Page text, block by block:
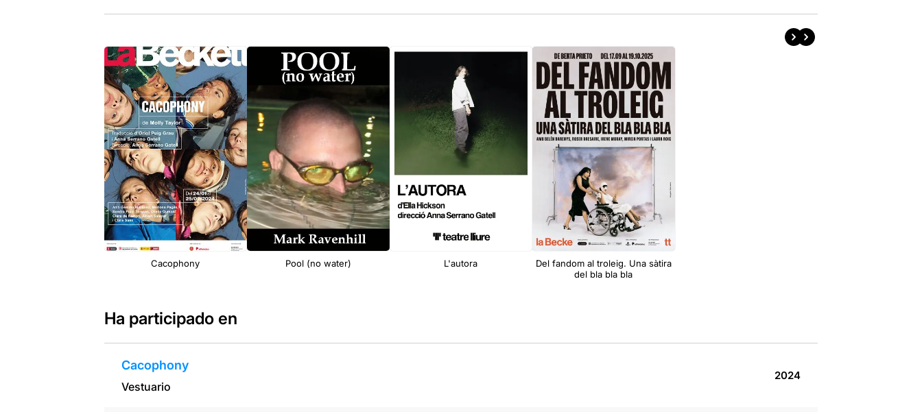
Cacophony Pool (no water) L'autora
Del fandom al troleig. Una sàtira
del bla bla bla
Ha participado en
Cacophony
Vestuario
2024